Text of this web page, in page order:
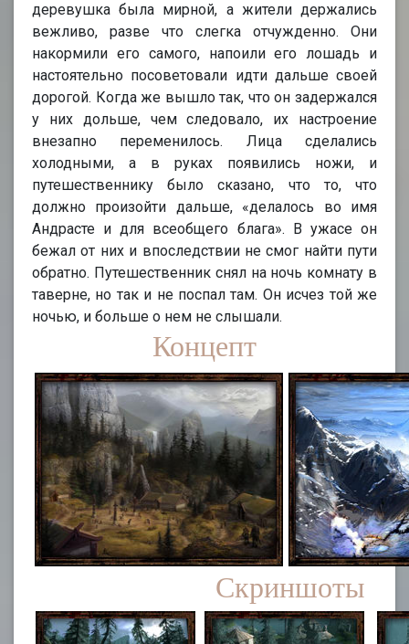
деревушка была мирной, а жители держались
вежливо, разве что слегка отчужденно. Они
накормили его самого, напоили его лошадь и
настоятельно посоветовали идти дальше своей
дорогой. Когда же вышло так, что он задержался
у них дольше, чем следовало, их настроение
внезапно переменилось. Лица сделались
холодными, а в руках появились ножи, и
путешественнику было сказано, что то, что
должно произойти дальше, «делалось во имя
Андрасте и для всеобщего блага». В ужасе он
бежал от них и впоследствии не смог найти пути
обратно. Путешественник снял на ночь комнату в
таверне, но так и не поспал там. Он исчез той же
ночью, и больше о нем не слышали.
Концепт
Скриншоты